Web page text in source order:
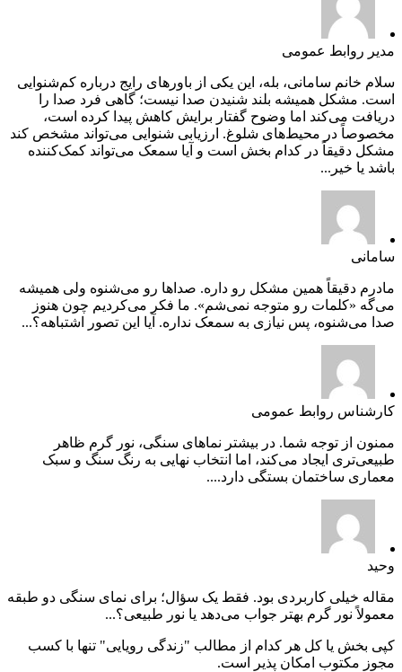
مدیر روابط عمومی
سلام خانم سامانی، بله، این یکی از باورهای رایج درباره کم‌شنوایی
است. مشکل همیشه بلند شنیدن صدا نیست؛ گاهی فرد صدا را
دریافت می‌کند اما وضوح گفتار برایش کاهش پیدا کرده است،
مخصوصاً در محیط‌های شلوغ. ارزیابی شنوایی می‌تواند مشخص کند
مشکل دقیقاً در کدام بخش است و آیا سمعک می‌تواند کمک‌کننده
باشد یا خیر...
سامانی
مادرم دقیقاً همین مشکل رو داره. صداها رو می‌شنوه ولی همیشه
می‌گه «کلمات رو متوجه نمی‌شم». ما فکر می‌کردیم چون هنوز
صدا می‌شنوه، پس نیازی به سمعک نداره. آیا این تصور اشتباهه؟...
کارشناس روابط عمومی
ممنون از توجه شما. در بیشتر نماهای سنگی، نور گرم ظاهر
طبیعی‌تری ایجاد می‌کند، اما انتخاب نهایی به رنگ سنگ و سبک
معماری ساختمان بستگی دارد....
وحید
مقاله خیلی کاربردی بود. فقط یک سؤال؛ برای نمای سنگی دو طبقه
معمولاً نور گرم بهتر جواب می‌دهد یا نور طبیعی؟...
کپی بخش یا کل هر کدام از مطالب "زندگی رویایی" تنها با کسب
مجوز مکتوب امکان پذیر است.